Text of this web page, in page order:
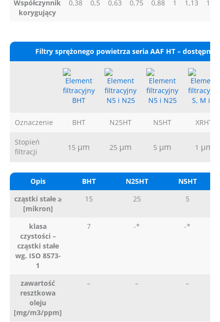
Współczynnik
korygujący
0,38 0,5 0,63 0,75 0,88 1 1,13 1,25
Filtry sprężonego powietrza seria AAF HT – dostępne
Oznaczenie BHT N25HT N5HT XRHT
Stopień
filtracji
15 μm 25 μm 5 μm 1 μm
Opis BHT N25HT
N5HT
cząstki stałe ≥
[mikron]
15 25 5
klasa
czystości –
cząstki stałe
wg. ISO 8573-
1
7 -* -*
zawartość
resztkowa
oleju
[mg/m3/ppm]
– – –